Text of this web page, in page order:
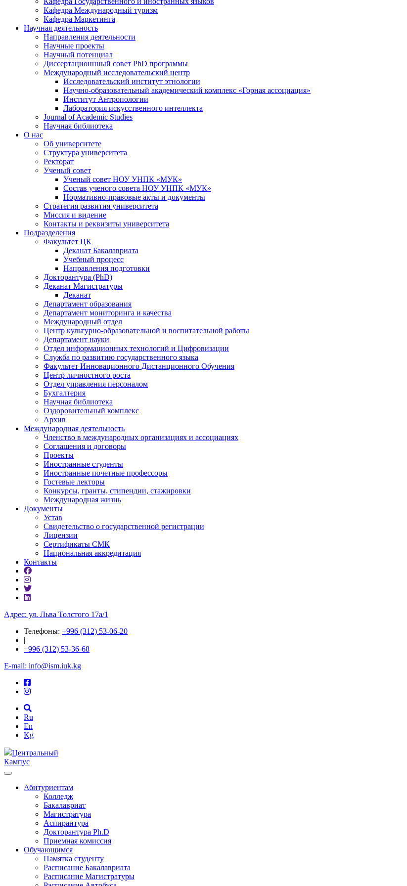
Кафедра Международный туризм
Кафедра Маркетинга
Научная деятельность
Направления деятельности
Научные проекты
Научный потенциал
Диссертационнный совет PhD программы
Международный исследовательский центр
Исследовательский институт этнологии
Научно-образовательный академический комплекс «Горная ассоциация»
Институт Антропологии
Лаборатория искусственного интеллекта
Journal of Academic Studies
Научная библиотека
О нас
Об университете
Структура университета
Ректорат
Ученый совет
Ученый совет НОУ УНПК «МУК»
Состав ученого совета НОУ УНПК «МУК»
Нормативно-правовые акты и документы
Стратегия развития университета
Миссия и видение
Контакты и реквизиты университета
Подразделения
Факультет ЦК
Деканат Бакалавриата
Учебный процесс
Направления подготовки
Докторантура (PhD)
Деканат Магистратуры
Деканат
Департамент образования
Департамент мониторинга и качества
Международный отдел
Центр культурно-образовательной и воспитательной работы
Департамент науки
Отдел информационных технологий и Цифровизации
Служба по развитию государственного языка
Факультет Инновационного Дистанционного Обучения
Центр личностного роста
Отдел управления персоналом
Бухгалтерия
Научная библиотека
Оздоровительный комплекс
Архив
Международная деятельность
Членство в международных организациях и ассоциациях
Соглашения и договоры
Проекты
Иностранные студенты
Иностранные почетные профессоры
Гостевые лекторы
Конкурсы, гранты, стипендии, стажировки
Международная жизнь
Документы
Устав
Свидетельство о государственной регистрации
Лицензии
Сертификаты СМК
Национальная аккредитация
Контакты
Адрес: ул. ​Льва Толстого 17а/1
Телефоны: +996 (312) 53-06-20
|
+996 (312) 53-36-68
E-mail: info@ism.iuk.kg
Ru
En
Kg
Центральный
Кампус
Абитуриентам
Колледж
Бакалавриат
Магистратура
Аспирантура
Докторантура Ph.D
Приемная комиссия
Обучающимся
Памятка студенту
Расписание Бакалавриата
Расписание Магистратуры